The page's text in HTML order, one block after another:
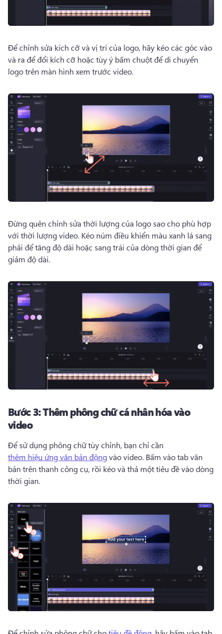
Để chỉnh sửa kích cỡ và vị trí của logo, hãy kéo các góc vào
và ra để đổi kích cỡ hoặc tùy ý bấm chuột để di chuyển
logo trên màn hình xem trước video.
Đừng quên chỉnh sửa thời lượng của logo sao cho phù hợp
với thời lượng video. Kéo núm điều khiển màu xanh lá sang
phải để tăng độ dài hoặc sang trái của dòng thời gian để
giảm độ dài.
Bước 3:Thêm phông chữ cá nhân hóa vào
video
Để sử dụng phông chữ tùy chỉnh, bạn chỉ cần
thêm hiệu ứng văn bản động vào video. Bấm vào tab văn
bản trên thanh công cụ, rồi kéo và thả một tiêu đề vào dòng
thời gian.